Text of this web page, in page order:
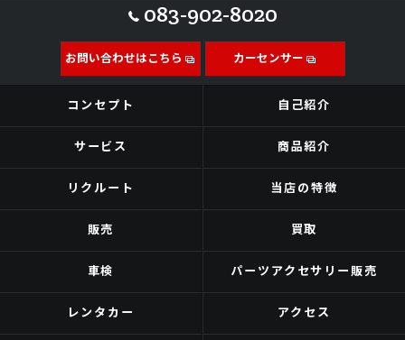
083-902-8020
お問い合わせはこちら カーセンサー
コンセプト 自己紹介
サービス 商品紹介
リクルート 当店の特徴
販売 買取
車検 パーツアクセサリー販売
レンタカー アクセス